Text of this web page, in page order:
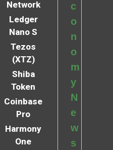
Network
Ledger
Nano S
Tezos
(XTZ)
Shiba
Token
Coinbase
Pro
Harmony
One
c
o
n
o
m
y
N
e
w
s